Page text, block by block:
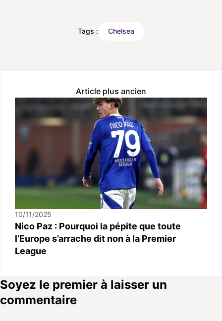
Tags : Chelsea
Article plus ancien
10/11/2025
Nico Paz : Pourquoi la pépite que toute
l’Europe s’arrache dit non à la Premier
League
Soyez le premier à laisser un
commentaire